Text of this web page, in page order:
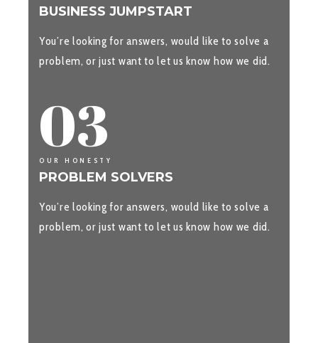
BUSINESS JUMPSTART
You’re looking for answers, would like to solve a
problem, or just want to let us know how we did.
03
OUR HONESTY
PROBLEM SOLVERS
You’re looking for answers, would like to solve a
problem, or just want to let us know how we did.